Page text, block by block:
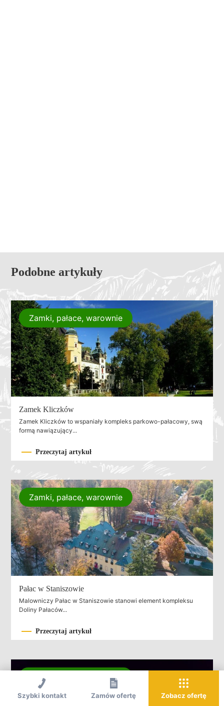
Podobne artykuły
Zamek Kliczków
Zamek Kliczków to wspaniały kompleks parkowo-pałacowy, swą
formą nawiązujący...
Przeczytaj artykuł
Zamki, pałace, warownie
Pałac w Staniszowie
Malowniczy Pałac w Staniszowie stanowi element kompleksu
Doliny Pałaców...
Przeczytaj artykuł
Zamki, pałace, warownie
Zamki, pałace, warownie
Szybki kontakt Zamów ofertę Zobacz ofertę